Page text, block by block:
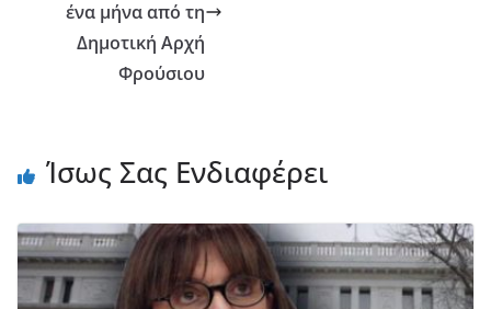
ένα μήνα από τη
Δημοτική Αρχή
Φρούσιου
Ίσως Σας Ενδιαφέρει